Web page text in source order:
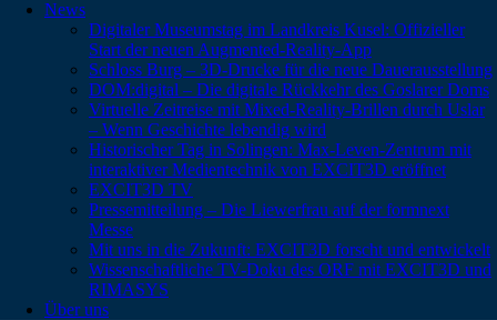
News
Digitaler Museumstag im Landkreis Kusel: Offizieller
Start der neuen Augmented-Reality-App
Schloss Burg – 3D-Drucke für die neue Dauerausstellung
DOM:digital – Die digitale Rückkehr des Goslarer Doms
Virtuelle Zeitreise mit Mixed-Reality-Brillen durch Uslar
– Wenn Geschichte lebendig wird
Historischer Tag in Solingen: Max-Leven-Zentrum mit
interaktiver Medientechnik von EXCIT3D eröffnet
EXCIT3D TV
Pressemitteilung – Die Liewerfrau auf der formnext
Messe
Mit uns in die Zukunft: EXCIT3D forscht und entwickelt
Wissenschaftliche TV-Doku des ORF mit EXCIT3D und
RIMASYS
Über uns